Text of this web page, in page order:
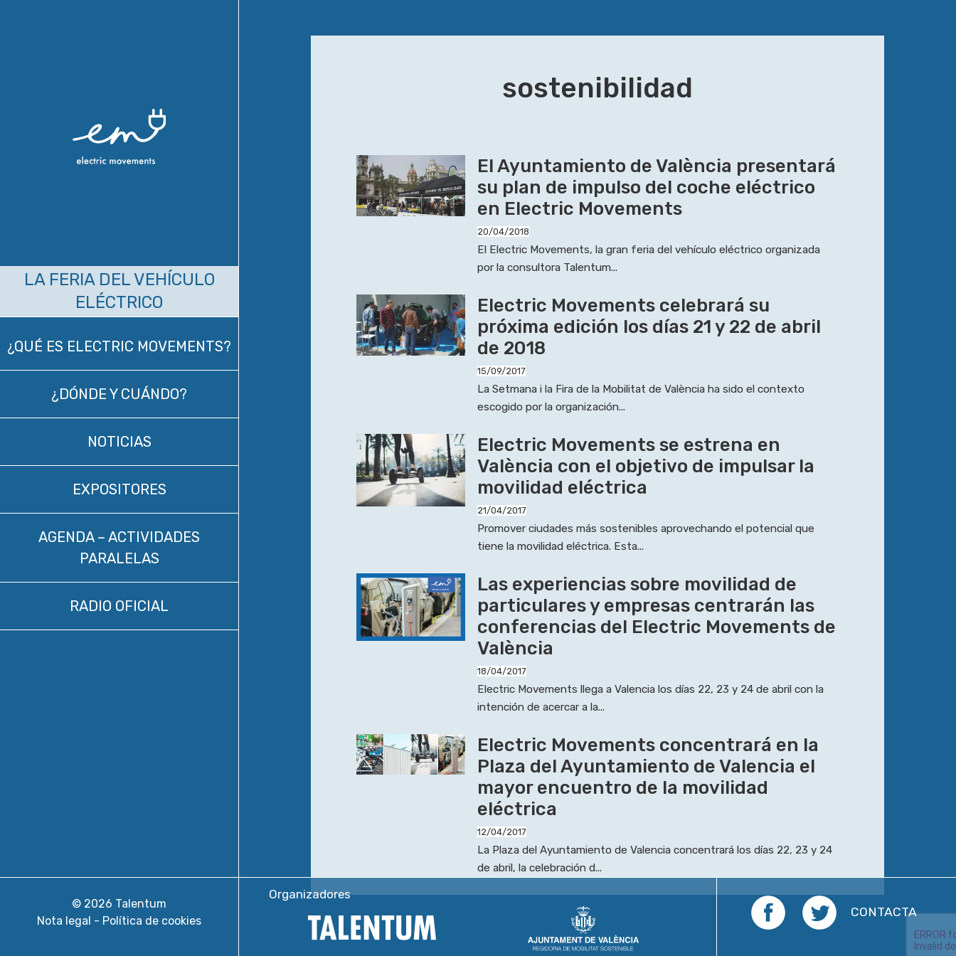
LA FERIA DEL VEHÍCULO
ELÉCTRICO
¿QUÉ ES ELECTRIC MOVEMENTS?
¿DÓNDE Y CUÁNDO?
NOTICIAS
EXPOSITORES
AGENDA – ACTIVIDADES
PARALELAS
RADIO OFICIAL
sostenibilidad
El Ayuntamiento de València presentará
su plan de impulso del coche eléctrico
en Electric Movements
20/04/2018
El Electric Movements, la gran feria del vehículo eléctrico organizada
por la consultora Talentum...
Electric Movements celebrará su
próxima edición los días 21 y 22 de abril
de 2018
15/09/2017
La Setmana i la Fira de la Mobilitat de València ha sido el contexto
escogido por la organización...
Electric Movements se estrena en
València con el objetivo de impulsar la
movilidad eléctrica
21/04/2017
Promover ciudades más sostenibles aprovechando el potencial que
tiene la movilidad eléctrica. Esta...
Las experiencias sobre movilidad de
particulares y empresas centrarán las
conferencias del Electric Movements de
València
18/04/2017
Electric Movements llega a Valencia los días 22, 23 y 24 de abril con la
intención de acercar a la...
Electric Movements concentrará en la
Plaza del Ayuntamiento de Valencia el
mayor encuentro de la movilidad
eléctrica
12/04/2017
La Plaza del Ayuntamiento de Valencia concentrará los días 22, 23 y 24
de abril, la celebración d...
© 2026 Talentum
Nota legal
Política de cookies
Organizadores
Facebook Twitter
CONTACTA